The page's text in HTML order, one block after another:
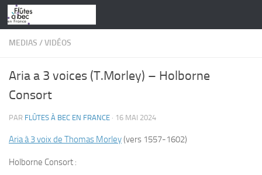
Skip to content
MEDIAS /VIDÉOS
Aria a 3 voices (T.Morley) – Holborne
Consort
PAR FLÛTES À BEC EN FRANCE · 16 MAI 2024
Aria à 3 voix de Thomas Morley(vers 1557-1602)
Holborne Consort :